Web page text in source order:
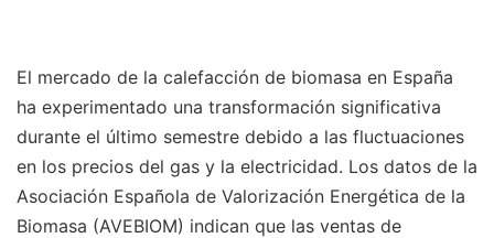
El mercado de la calefacción de biomasa en España
ha experimentado una transformación significativa
durante el último semestre debido a las fluctuaciones
en los precios del gas y la electricidad. Los datos de la
Asociación Española de Valorización Energética de la
Biomasa (AVEBIOM) indican que las ventas de